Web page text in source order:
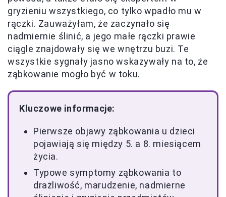
gryzieniu wszystkiego, co tylko wpadło mu w
rączki. Zauważyłam, że zaczynało się
nadmiernie ślinić, a jego małe rączki prawie
ciągle znajdowały się we wnętrzu buzi. Te
wszystkie sygnały jasno wskazywały na to, że
ząbkowanie mogło być w toku.
Kluczowe informacje:
Pierwsze objawy ząbkowania u dzieci
pojawiają się między 5. a 8. miesiącem
życia.
Typowe symptomy ząbkowania to
drażliwość, marudzenie, nadmierne